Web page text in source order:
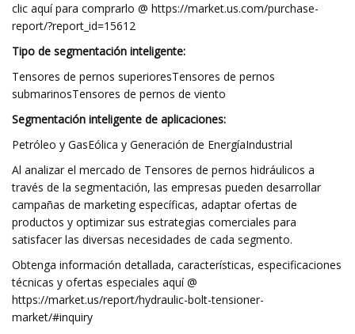
clic aquí para comprarlo @ https://market.us.com/purchase-
report/?report_id=15612
Tipo de segmentación inteligente:
Tensores de pernos superioresTensores de pernos
submarinosTensores de pernos de viento
Segmentación inteligente de aplicaciones:
Petróleo y GasEólica y Generación de EnergíaIndustrial
Al analizar el mercado de Tensores de pernos hidráulicos a
través de la segmentación, las empresas pueden desarrollar
campañas de marketing específicas, adaptar ofertas de
productos y optimizar sus estrategias comerciales para
satisfacer las diversas necesidades de cada segmento.
Obtenga información detallada, características, especificaciones
técnicas y ofertas especiales aquí @
https://market.us/report/hydraulic-bolt-tensioner-
market/#inquiry